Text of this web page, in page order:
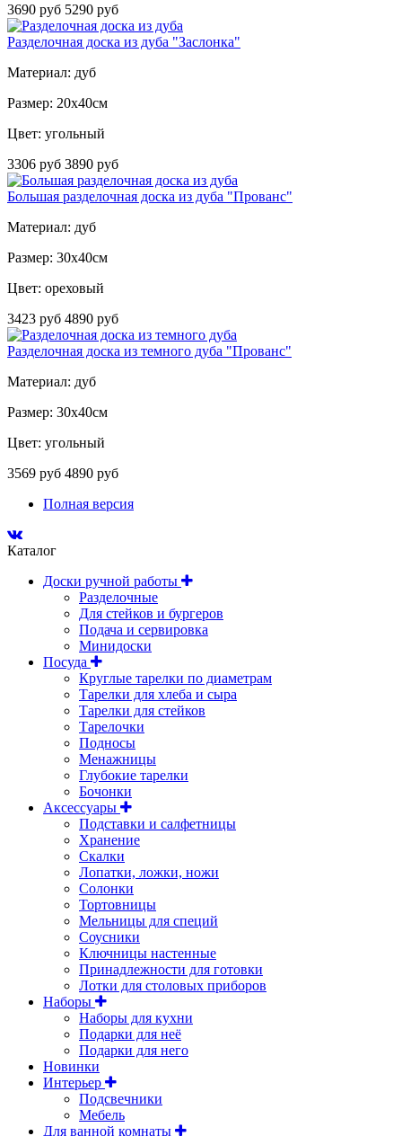
3690 руб 5290 руб
Разделочная доска из дуба "Заслонка"
Материал: дуб
Размер: 20х40см
Цвет: угольный
3306 руб 3890 руб
Большая разделочная доска из дуба "Прованс"
Материал: дуб
Размер: 30х40см
Цвет: ореховый
3423 руб 4890 руб
Разделочная доска из темного дуба "Прованс"
Материал: дуб
Размер: 30х40см
Цвет: угольный
3569 руб 4890 руб
Полная версия
Каталог
Доски ручной работы
Разделочные
Для стейков и бургеров
Подача и сервировка
Минидоски
Посуда
Круглые тарелки по диаметрам
Тарелки для хлеба и сыра
Тарелки для стейков
Тарелочки
Подносы
Менажницы
Глубокие тарелки
Бочонки
Аксессуары
Подставки и салфетницы
Хранение
Скалки
Лопатки, ложки, ножи
Солонки
Тортовницы
Мельницы для специй
Соусники
Ключницы настенные
Принадлежности для готовки
Лотки для столовых приборов
Наборы
Наборы для кухни
Подарки для неё
Подарки для него
Новинки
Интерьер
Подсвечники
Мебель
Для ванной комнаты